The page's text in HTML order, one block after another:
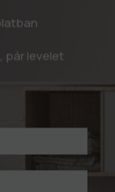
pár levelet